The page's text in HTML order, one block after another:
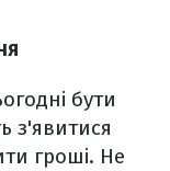
бути
з'явитися
гроші. Не